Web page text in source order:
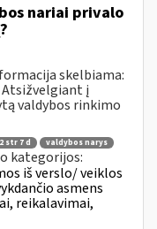
nariai privalo
skelbiama:
į
valdybos rinkimo
str 7 d
valdybos narys
kategorijos:
iš verslo/ veiklos
asmens
reikalavimai,